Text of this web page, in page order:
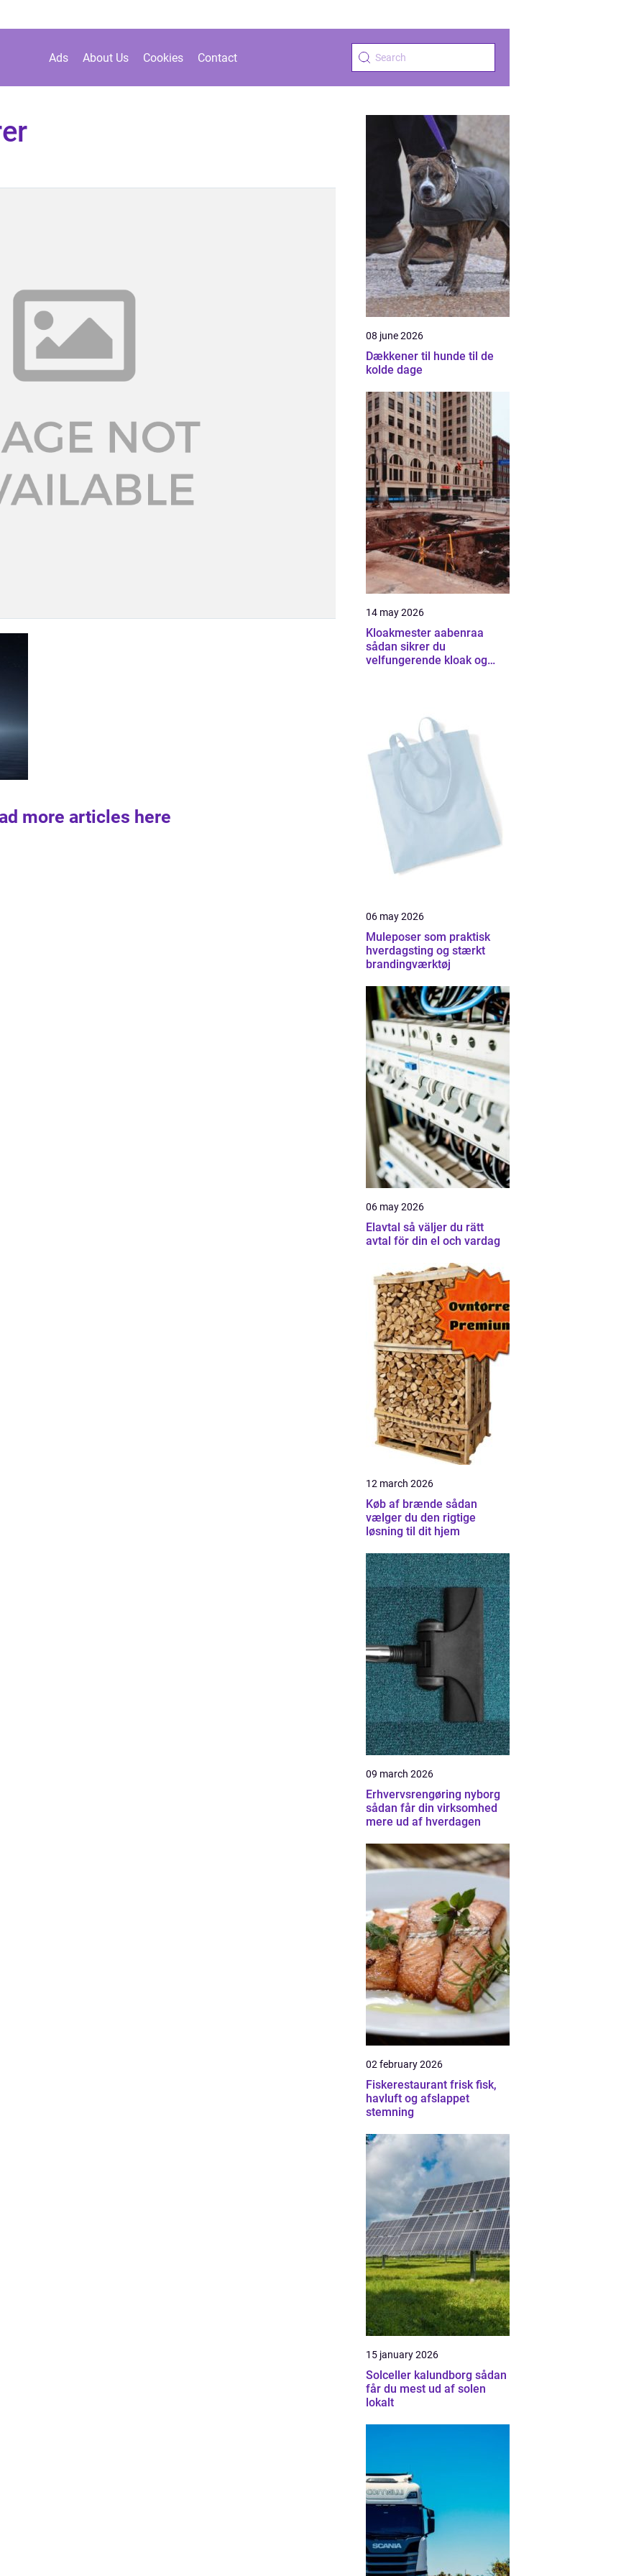
Ads About Us Cookies Contact
more articles here
08 june 2026
Dækkener til hunde til de
kolde dage
14 may 2026
Kloakmester aabenraa
sådan sikrer du
velfungerende kloak og
06 may 2026
Muleposer som praktisk
hverdagsting og stærkt
brandingværktøj
06 may 2026
Elavtal så väljer du rätt
avtal för din el och vardag
12 march 2026
Køb af brænde sådan
vælger du den rigtige
løsning til dit hjem
09 march 2026
Erhvervsrengøring nyborg
sådan får din virksomhed
mere ud af hverdagen
02 february 2026
Fiskerestaurant frisk fisk,
havluft og afslappet
stemning
15 january 2026
Solceller kalundborg sådan
får du mest ud af solen
lokalt